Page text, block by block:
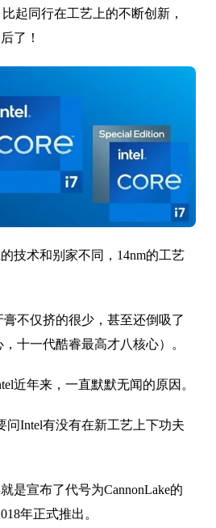
起同行在工艺上的不断创新，
了！
技术和别家不同，14nm的工艺
不仅挤的很少，甚至还倒吸了
，十一代酷睿最高才八核心）。
近年来，一直默默无闻的原因。
问Intel有没有在新工艺上下功夫
是宣布了代号为CannonLake的
年正式推出。